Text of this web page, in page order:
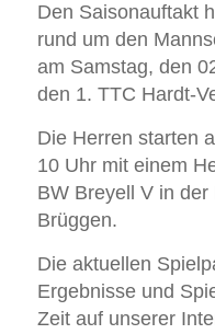
Den Saisonauftakt
rund um den
am Samstag, den
den 1. TTC Hardt-
Die Herren starten
10 Uhr mit einem
BW Breyell V in
Brüggen.
Die aktuellen
Ergebnisse und
Zeit auf unserer